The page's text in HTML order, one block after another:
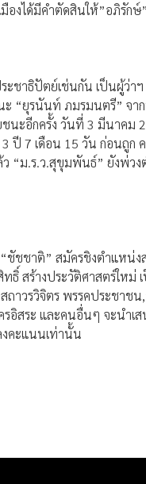
องได้มีคำตัดสินให้”อภิรัก
าธิปัตย์เช่นกัน เป็นผู้ว่าฯ
“ยุรนันท์ ภมรมนตรี” จา
นะอีกครั้ง วันที่ 3 มีนาคม
3 ปี 7 เดือน 15 วัน ก่อนถู
“ม.ร.ว.สุขุมพันธ์” ยังพ่ว
“ชัชชาติ” สมัครชิงตำแห
ธิ์ สร้างประวัติศาสตร์ให
ถาวรวิจิตร พรรคประชา
สระ และคนอื่นๆ จะนำเส
คะแนนเท่านั้น